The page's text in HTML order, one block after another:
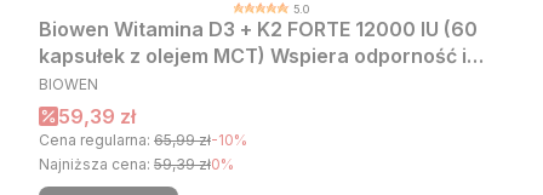
5.0
Biowen Witamina D3 + K2 FORTE 12000 IU (60
kapsułek z olejem MCT) Wspiera odporność i
wzmacnia kości
PRODUCENT
BIOWEN
Cena promocyjna
59,39 zł
Cena regularna: 65,99 zł-10%
Najniższa cena: 59,39 zł0%